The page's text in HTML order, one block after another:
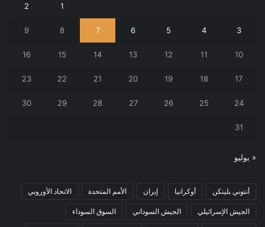
1
2
3
4
5
6
7
8
9
10
11
12
13
14
15
16
17
18
19
20
21
22
23
24
25
26
27
28
29
30
31
« يوليو
أنتوني بلينكن أوكرانيا إيران الأمم المتحدة الاتحاد الأوروبي
الجيش الإسرائيلي الجيش السوداني السوق السوداء